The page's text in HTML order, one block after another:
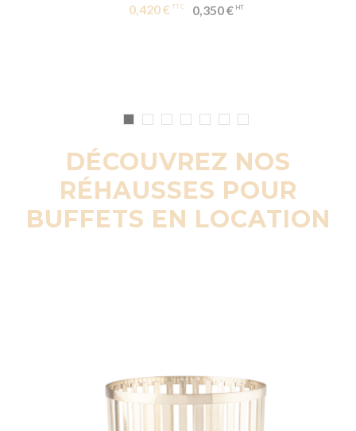
0,420 € 0,350 €
DÉCOUVREZ NOS
RÉHAUSSES POUR
BUFFETS EN LOCATION